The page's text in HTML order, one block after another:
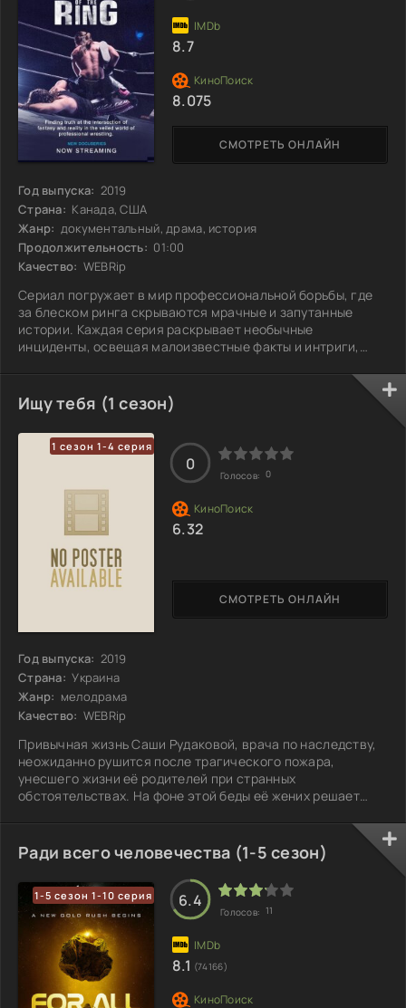
Год выпуска: 2019
Страна: Канада, США
Жанр: документальный, драма, история
Продолжительность: 01:00
Качество: WEBRip
Сериал погружает в мир профессиональной борьбы, где
за блеском ринга скрываются мрачные и запутанные
истории. Каждая серия раскрывает необычные
инциденты, освещая малоизвестные факты и интриги,
конфликтов между звездами до трагических событий и
исчезновений — проект показывает те страницы истории,
о которых многие предпочли бы умалчивать. Реальные
расследования заставляют задуматься о тонкой грани
между искусством и жестокой реальностью,
СМОТРЕТЬ ОНЛАЙН
8.7
8.075
Ищу тебя (1 сезон)
1 сезон 1-4 серия
Год выпуска: 2019
Страна: Украина
Жанр: мелодрама
Качество: WEBRip
Привычная жизнь Саши Рудаковой, врача по наследству,
неожиданно рушится после трагического пожара,
унесшего жизни её родителей при странных
обстоятельствах. На фоне этой беды её жених решает
Оказавшись наедине с горем, Саша решает начать всё
заново и устраивается в поликлинику. Здесь у неё
появляется возможность не только вернуться к работе,
но и, возможно, вновь найти любовь. Смогут ли её
чувства зацвести в обстановке, полной тени из
прошлого?
СМОТРЕТЬ ОНЛАЙН
0
Голосов: 0
6.32
Ради всего человечества (1-5 сезон)
1-5 сезон 1-10 серия 6.4
Голосов: 11
8.1 (74166)